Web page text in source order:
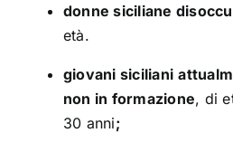
donne siciliane
età.
giovani siciliani
non in formazione, di
30 anni;